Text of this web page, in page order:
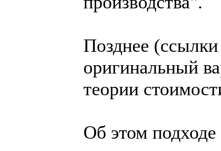
Позднее
оригинальный
теории
Об этом